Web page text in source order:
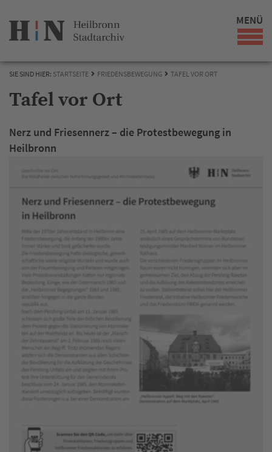
MENÜ
SIE SIND HIER: STARTSEITE FRIEDENSBEWEGUNG TAFEL VOR ORT
Tafel vor Ort
Nerz und Friesennerz – die Protestbewegung in
Heilbronn